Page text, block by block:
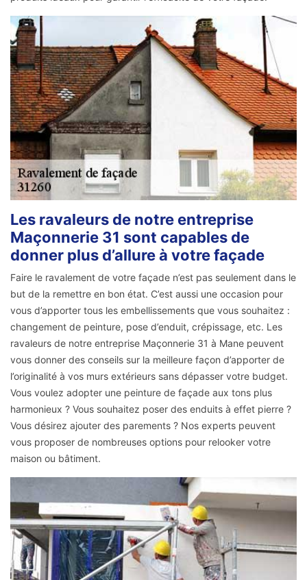
Les ravaleurs de notre entreprise
Maçonnerie 31 sont capables de
donner plus d’allure à votre façade
Faire le ravalement de votre façade n’est pas seulement dans le
but de la remettre en bon état. C’est aussi une occasion pour
vous d’apporter tous les embellissements que vous souhaitez :
changement de peinture, pose d’enduit, crépissage, etc. Les
ravaleurs de notre entreprise Maçonnerie 31 à Mane peuvent
vous donner des conseils sur la meilleure façon d’apporter de
l’originalité à vos murs extérieurs sans dépasser votre budget.
Vous voulez adopter une peinture de façade aux tons plus
harmonieux ? Vous souhaitez poser des enduits à effet pierre ?
Vous désirez ajouter des parements ? Nos experts peuvent
vous proposer de nombreuses options pour relooker votre
maison ou bâtiment.